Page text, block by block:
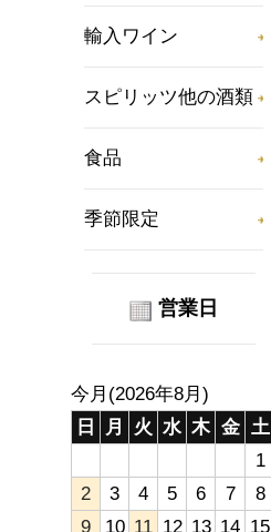
輸入ワイン
スピリッツ他の酒類
食品
季節限定
営業日
今月(2026年8月)
日
月 火 水 木 金 土
1
2
3 4 5 6 7
8
9
10 11 12 13 14 15